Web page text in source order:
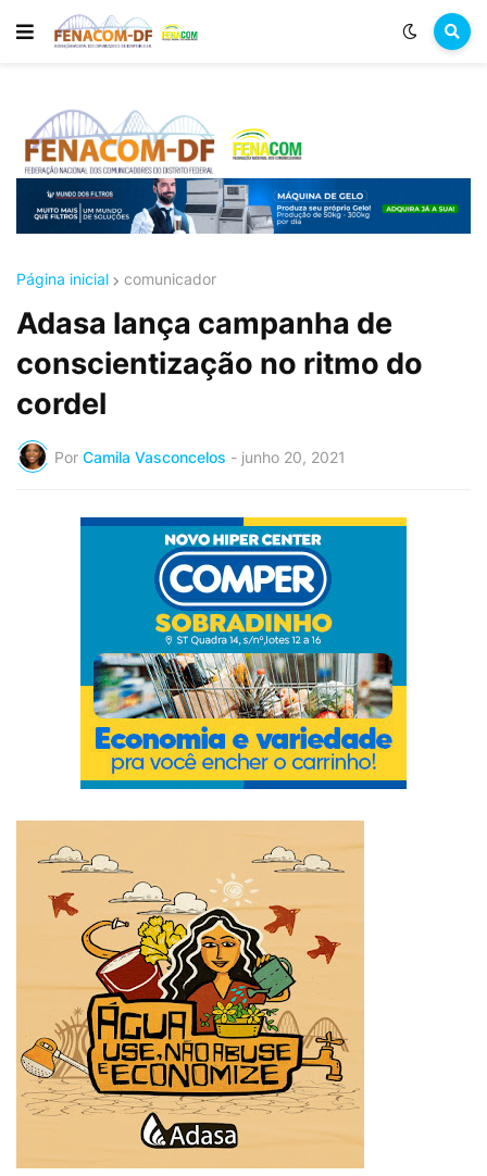
Página inicial comunicador
Adasa lança campanha de
conscientização no ritmo do
cordel
Por Camila Vasconcelos - junho 20, 2021